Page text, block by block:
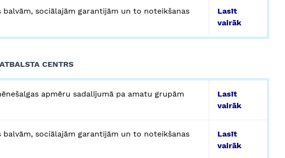
sociālajām garantijām un to noteikšanas
Lasīt
vairāk
CENTRS
apmēru sadalījumā pa amatu grupām
Lasīt
vairāk
sociālajām garantijām un to noteikšanas
Lasīt
vairāk